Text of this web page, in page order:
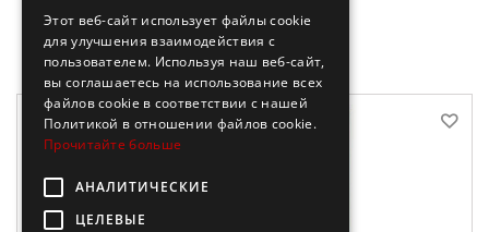
В корзину
Этот веб-сайт использует файлы cookie
для улучшения взаимодействия с
пользователем. Используя наш веб-сайт,
вы соглашаетесь на использование всех
файлов cookie в соответствии с нашей
Политикой в ​​отношении файлов cookie.
Прочитайте больше
АНАЛИТИЧЕСКИЕ
ЦЕЛЕВЫЕ